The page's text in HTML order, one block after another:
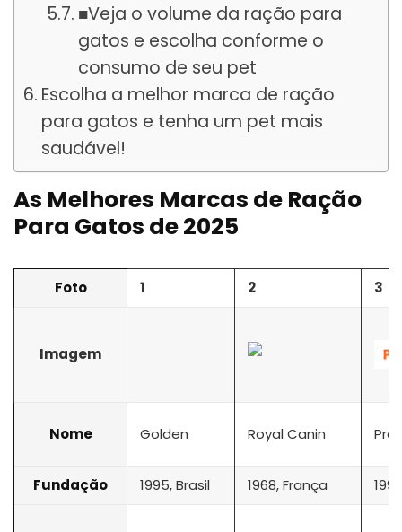
■Veja o volume da ração para
gatos e escolha conforme o
consumo de seu pet
Escolha a melhor marca de ração
para gatos e tenha um pet mais
saudável!
As Melhores Marcas de Ração
Para Gatos de 2025
Foto 1 2 3
Imagem
Nome Golden Royal Canin
Fundação 1995, Brasil 1968, França